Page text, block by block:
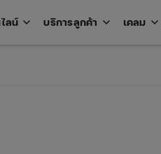
ลน์ keyboard_arrow_down Open
บริการลูกค้า keyboard_arrow_down Open
เคลม keyboard_arrow_down